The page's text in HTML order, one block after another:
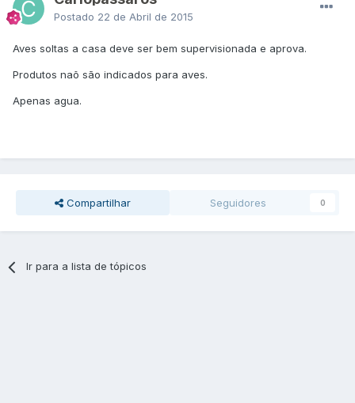
Postado 22 de Abril de 2015
Aves soltas a casa deve ser bem supervisionada e aprova.
Produtos naõ são indicados para aves.
Apenas agua.
Compartilhar Seguidores 0
Ir para a lista de tópicos